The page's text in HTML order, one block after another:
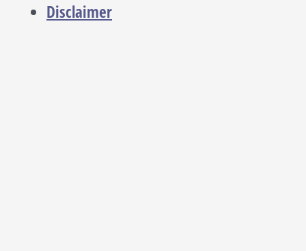
Disclaimer